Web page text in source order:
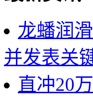
龙蟠润
并发表关
直冲20